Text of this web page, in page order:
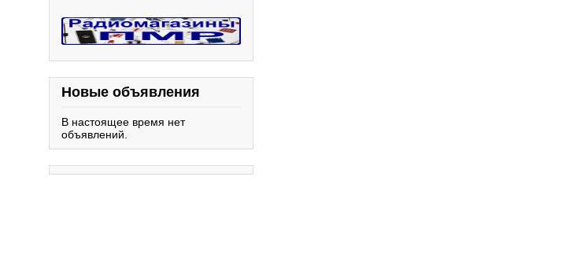
Новые объявления
В настоящее время нет
объявлений.